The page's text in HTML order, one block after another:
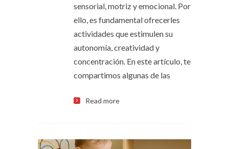
sensorial, motriz y emocional. Por
ello, es fundamental ofrecerles
actividades que estimulen su
autonomía, creatividad y
concentración. En este artículo, te
compartimos algunas de las
Read more